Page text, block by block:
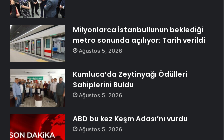
Milyonlarca İstanbullunun beklediği
metro sonunda açılıyor: Tarih verildi
Ağustos 5, 2026
Kumluca’da Zeytinyağı Ödülleri
Sahiplerini Buldu
Ağustos 5, 2026
ABD bu kez Keşm Adası’nı vurdu
Ağustos 5, 2026